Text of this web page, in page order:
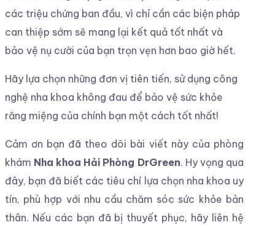
các triệu chứng ban đầu, vì chỉ cần các biện pháp
can thiệp sớm sẽ mang lại kết quả tốt nhất và
bảo vệ nụ cười của bạn trọn vẹn hơn bao giờ hết.
Hãy lựa chọn những đơn vị tiên tiến, sử dụng công
nghệ nha khoa không đau để bảo vệ sức khỏe
răng miệng của chính bạn một cách tốt nhất!
Cảm ơn bạn đã theo dõi bài viết này của phòng
khám Nha khoa Hải Phòng DrGreen. Hy vọng qua
đây, bạn đã biết các tiêu chí lựa chọn nha khoa uy
tín, phù hợp với nhu cầu chăm sóc sức khỏe bản
thân. Nếu các bạn đã bị thuyết phục, hãy liên hệ